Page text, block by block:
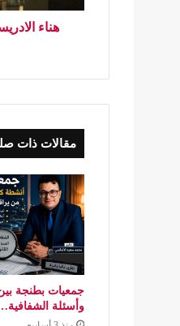
هناء
مقالات ذات
جمعيات بطنجة بين
وأسئلة